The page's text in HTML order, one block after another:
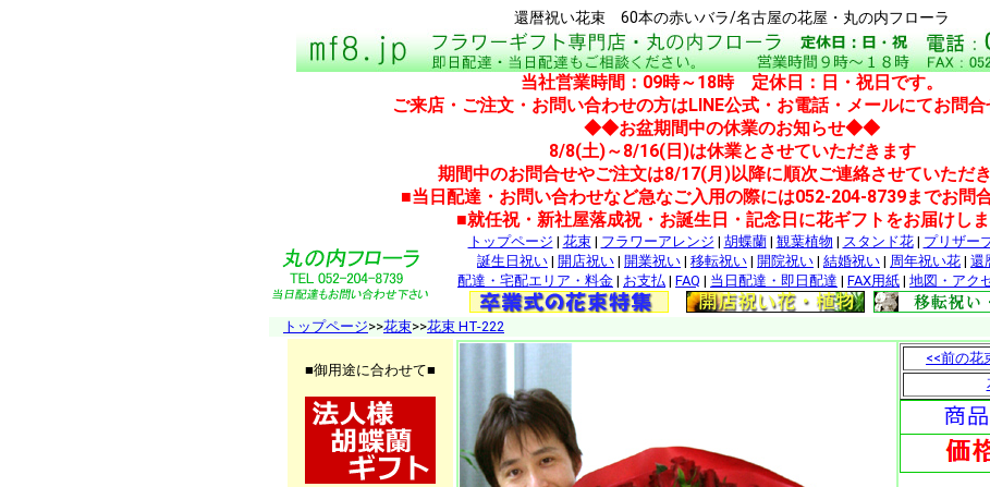
還暦祝い花束 60本の赤いバラ/名古屋の花屋・丸の内フローラ
当社営業時間：09時～18時 定休日：日・祝日です。
ご来店・ご注文・お問い合わせの方はLINE公式・お電話・メールにてお問合
◆◆お盆期間中の休業のお知らせ◆◆
8/8(土)～8/16(日)は休業とさせていただきます
期間中のお問合せやご注文は8/17(月)以降に順次ご連絡させていただ
■当日配達・お問い合わせなど急なご入用の際には052-204-8739までお問
■就任祝・新社屋落成祝・お誕生日・記念日に花ギフトをお届けし
トップページ | 花束| フラワーアレンジ | 胡蝶蘭| 観葉植物 | スタンド花| プリザー
誕生日祝い | 開店祝い | 開業祝い | 移転祝い | 開院祝い | 結婚祝い | 周年祝い花 | 還
配達・宅配エリア・料金 | お支払 | FAQ | 当日配達・即日配達 | FAX用紙 | 地図・アク
トップページ>>花束>>花束 HT-222
■御用途に合わせて■
<<前の花